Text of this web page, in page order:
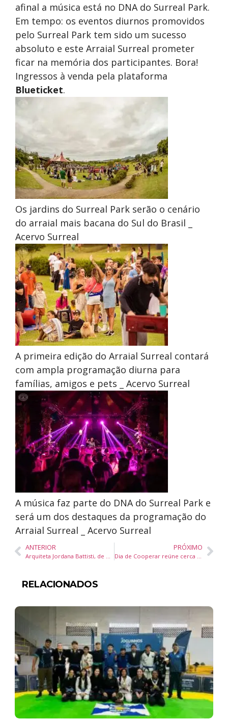
afinal a música está no DNA do Surreal Park.
Em tempo: os eventos diurnos promovidos
pelo Surreal Park tem sido um sucesso
absoluto e este Arraial Surreal prometer
ficar na memória dos participantes. Bora!
Ingressos à venda pela plataforma
Blueticket.
Os jardins do Surreal Park serão o cenário
do arraial mais bacana do Sul do Brasil _
Acervo Surreal
A primeira edição do Arraial Surreal contará
com ampla programação diurna para
famílias, amigos e pets _ Acervo Surreal
A música faz parte do DNA do Surreal Park e
será um dos destaques da programação do
Arraial Surreal _ Acervo Surreal
ANTERIOR PRÓXIMO
RELACIONADOS